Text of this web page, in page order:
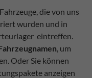
die von uns
wurden und in
eintreffen.
, um
Oder Sie können
anzeigen